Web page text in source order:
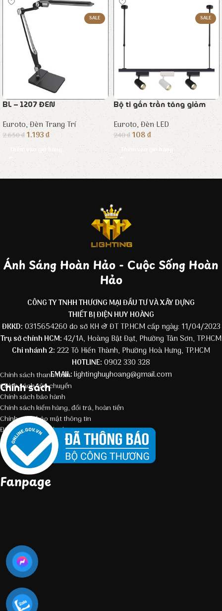
SALE
BL – 1207 ĐEN
Euroto,Đèn Trang Trí
2.650₫1.193₫
Thêm vào giỏ hàng
SALE
Bộ ti gắn trần tăng giảm
Euroto,Đèn LED
240₫108₫
Thêm vào giỏ hàng
Ánh Sáng Hoàn Hảo - Cuộc Sống Hoàn
Hảo
CÔNG TY TNHH THƯƠNG MẠI ĐẦU TƯ VÀ XÂY DỰNG
THIẾT BỊ ĐIỆN HUY HOÀNG
ĐKKD: 0315654260 do sở KH & ĐT TP.HCM cấp ngày: 11/04/2023
Trụ sở chính HCM:42/1A, Hoàng Bật Đạt, Phường Tân Sơn, TP.HCM
Chi nhánh 2: 222 Tô Hiến Thành, Phường Hoà Hưng, TP.HCM
HOTLINE: 0902 330 328
EMAIL:lightinghuyhoang@gmail.com
Chính sách
Chính sách thanh toán
Chính sách vận chuyển
Chính sách bảo hành
Chính sách kiểm hàng, đổi trả, hoàn tiền
Chính sách bảo mật thông tin
Điều kiện giao dịch chung
Fanpage